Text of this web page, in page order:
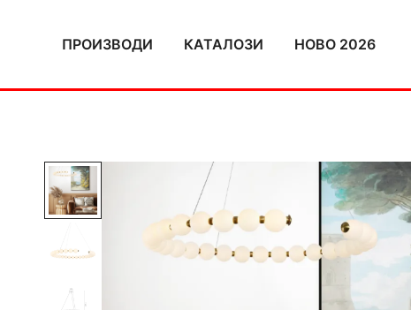
ПРОИЗВОДИ КАТАЛОЗИ НОВО 2026